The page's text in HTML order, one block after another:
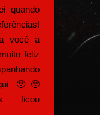
quando
você a
feliz
🥹🥹
ficou